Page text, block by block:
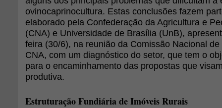
ovinocaprinocultura. Estas conclusões fazem
elaborado pela Confederação da Agricultura e
(CNA) e Universidade de Brasília (UnB),
feira (30/6), na reunião da Comissão Nacional
CNA, com um diagnóstico do setor, que tem o
para o encaminhamento das propostas que
produtiva.
Estruturação Fundiária de Imóveis Rurais